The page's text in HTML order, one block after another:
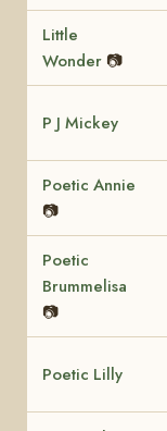
Little
Wonder 📷
P J Mickey
Poetic Annie
📷
Poetic
Brummelisa
📷
Poetic Lilly